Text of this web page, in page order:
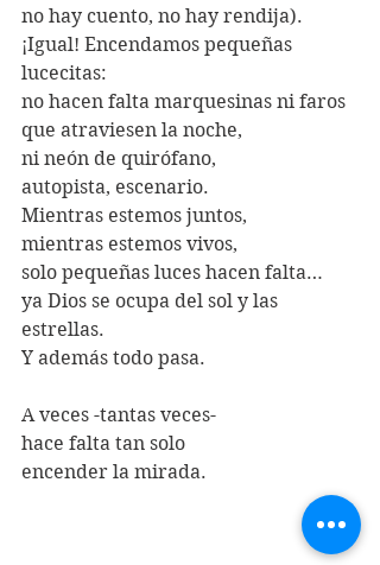
no hay cuento, no hay rendija).
¡Igual! Encendamos pequeñas
lucecitas:
no hacen falta marquesinas ni faros
que atraviesen la noche,
ni neón de quirófano,
autopista, escenario.
Mientras estemos juntos,
mientras estemos vivos,
solo pequeñas luces hacen falta…
ya Dios se ocupa del sol y las
estrellas.
Y además todo pasa.
A veces -tantas veces-
hace falta tan solo
encender la mirada.